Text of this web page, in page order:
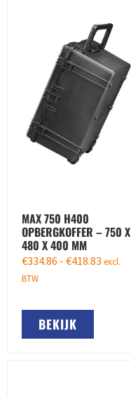
MAX 750 H400
OPBERGKOFFER – 750 X
480 X 400 MM
€334.86 - €418.83 excl.
BTW
BEKIJK